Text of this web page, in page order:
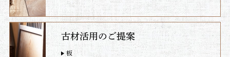
古材活用のご提案
板